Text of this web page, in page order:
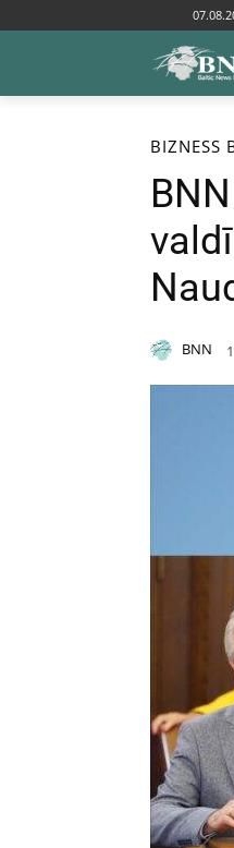
Sākums
BIZNESS
BNN